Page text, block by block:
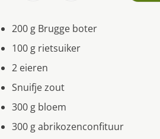
200 g Brugge boter
100 g rietsuiker
2 eieren
Snuifje zout
300 g bloem
300 g abrikozenconfituur